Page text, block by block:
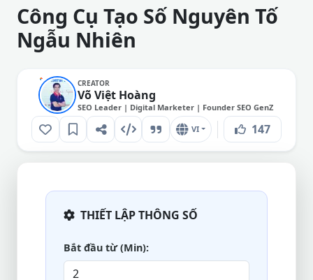
Công Cụ Tạo Số Nguyên Tố
Ngẫu Nhiên
CREATOR
Võ Việt Hoàng
SEO Leader | Digital Marketer | Founder SEO GenZ
VI 147
THIẾT LẬP THÔNG SỐ
Bắt đầu từ (Min):